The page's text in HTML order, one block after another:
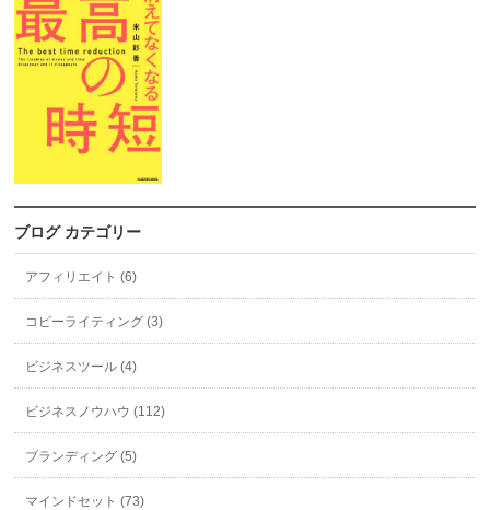
ブログ カテゴリー
アフィリエイト (6)
コピーライティング (3)
ビジネスツール (4)
ビジネスノウハウ (112)
ブランディング (5)
マインドセット (73)